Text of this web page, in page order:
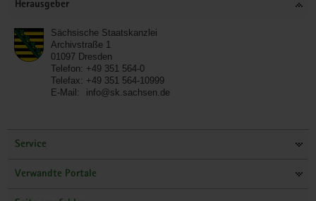
Herausgeber
Sächsische Staatskanzlei
Archivstraße 1
01097 Dresden
Telefon: +49 351 564-0
Telefax: +49 351 564-10999
E-Mail:
info@sk.sachsen.de
Service
Verwandte Portale